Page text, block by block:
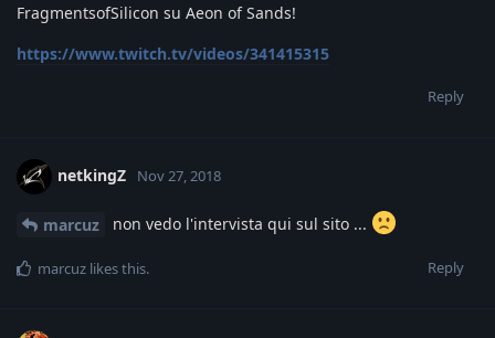
FragmentsofSilicon su Aeon of Sands!
https://www.twitch.tv/videos/341415315
Reply
netkingZ Nov 27, 2018
marcuz non vedo l'intervista qui sul sito ...
Reply
marcuz likes this.